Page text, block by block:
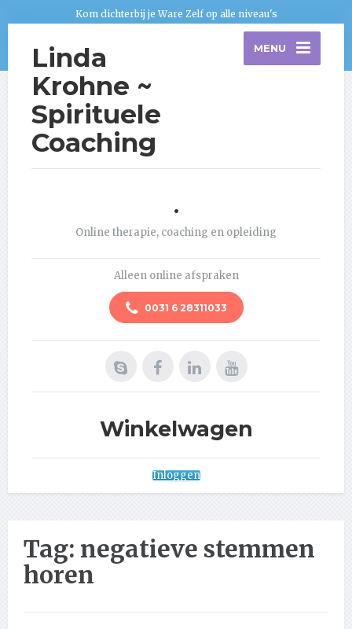
Kom dichterbij je Ware Zelf op alle niveau's
Linda
Krohne ~
Spirituele
Coaching
MENU
.
Online therapie, coaching en opleiding
Alleen online afspraken
0031 6 28311033
Winkelwagen
Inloggen
Tag: negatieve stemmen
horen